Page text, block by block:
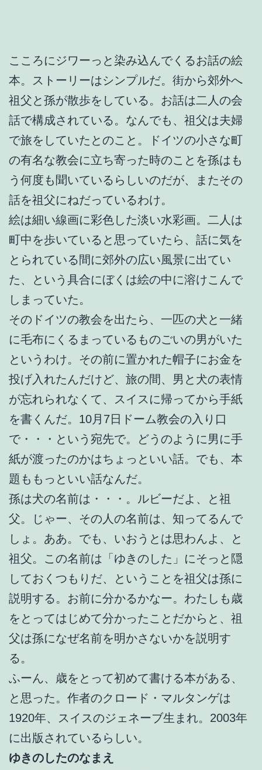
こころにジワーっと染み込んでくるお話の絵
本。ストーリーはシンプルだ。街から郊外へ
祖父と孫が散歩をしている。お話は二人の会
話で構成されている。なんでも、祖父は夫婦
で旅をしていたとのこと。ドイツの小さな町
の有名な教会に立ち寄った時のことを孫はも
う何度も聞いているらしいのだが、またその
話を祖父にねだっているわけ。
絵は細い線画に彩色した淡い水彩画。二人は
町中を歩いていると思っていたら、話に気を
とられている間に郊外の広い風景に出てい
た、という具合にぼくは絵の中に溶けこんで
しまっていた。
そのドイツの教会を出たら、一匹の犬と一緒
に毛布にくるまっているものごいの男がいた
というわけ。その前に置かれた帽子にお金を
投げ入れたんだけど、旅の間、男と犬の表情
が忘れられなくて、スイスに帰ってから手紙
を書くんだ。10月7日ドーム教会の入り口
で・・・という宛先で。どうのように男に手
紙が渡ったのかはちょっといい話。でも、本
題ももっといい話なんだ。
孫は犬の名前は・・・。ルビーだよ、と祖
父。じゃー、その人の名前は、知ってるんで
しょ。ああ。でも、いおうとは思わんよ、と
祖父。この名前は「ゆきのした」にそっと隠
しておくつもりだ、ということを祖父は孫に
説明する。お前に分かるかなー。わたしも歳
をとってはじめて分かったことだからと、祖
父は孫になぜ名前を明かさないかを説明す
る。
ふーん、歳をとって初めて書ける本がある、
と思った。作者のクロード・マルタンゲは
1920年、スイスのジェネーブ生まれ。2003年
に出版されているらしい。
ゆきのしたのなまえ